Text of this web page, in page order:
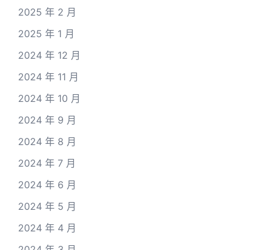
2025 年 2 月
2025 年 1 月
2024 年 12 月
2024 年 11 月
2024 年 10 月
2024 年 9 月
2024 年 8 月
2024 年 7 月
2024 年 6 月
2024 年 5 月
2024 年 4 月